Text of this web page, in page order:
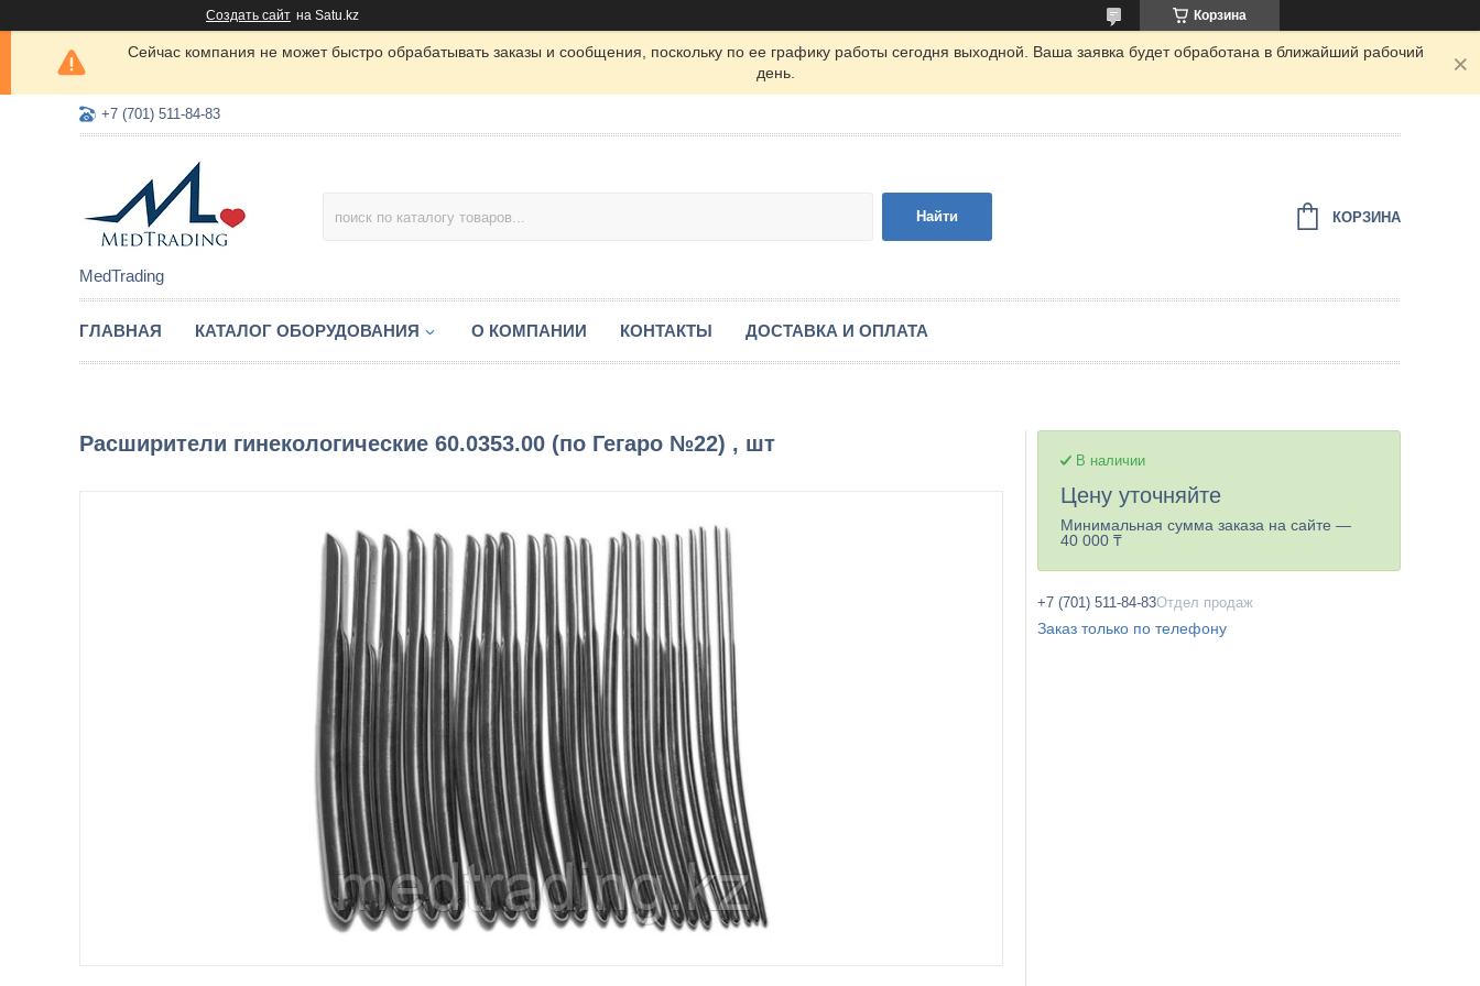
Создать сайт на Satu.kz Корзина
Сейчас компания не может быстро обрабатывать заказы и сообщения, поскольку по ее графику работы сегодня выходной. Ваша заявка будет обработана в ближайший рабочий
день.
+7 (701) 511-84-83
MedTrading
Найти КОРЗИНА
ГЛАВНАЯ КАТАЛОГ ОБОРУДОВАНИЯ О КОМПАНИИ КОНТАКТЫ ДОСТАВКА И ОПЛАТА
Расширители гинекологические 60.0353.00 (по Гегаро №22) , шт
В наличии
Цену уточняйте
Минимальная сумма заказа на сайте —
40 000 ₸
+7 (701) 511-84-83Отдел продаж
Заказ только по телефону